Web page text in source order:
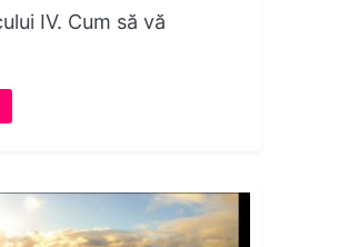
IV. Cum să vă